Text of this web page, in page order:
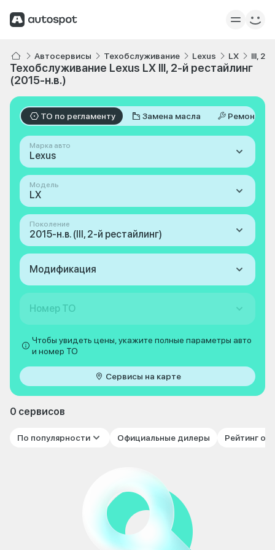
Автосервисы Техобслуживание Lexus LX III, 2-
Техобслуживание Lexus LX III, 2-й рестайлинг
(2015-н.в.)
ТО по регламенту Замена масла Ремонт
Марка авто
Lexus
Модель
LX
Поколение
2015-н.в. (III, 2-й рестайлинг)
Модификация
Номер ТО
Чтобы увидеть цены, укажите полные параметры авто
и номер ТО
Сервисы на карте
0 сервисов
По популярности Официальные дилеры Рейтинг